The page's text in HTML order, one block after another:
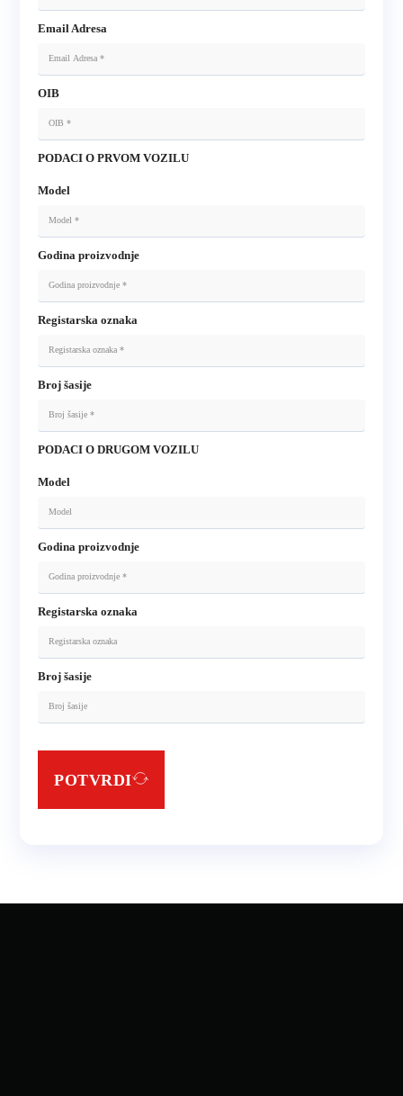
Email Adresa
OIB
PODACI O PRVOM VOZILU
Model
Godina proizvodnje
Registarska oznaka
Broj šasije
PODACI O DRUGOM VOZILU
Model
Godina proizvodnje
Registarska oznaka
Broj šasije
POTVRDI